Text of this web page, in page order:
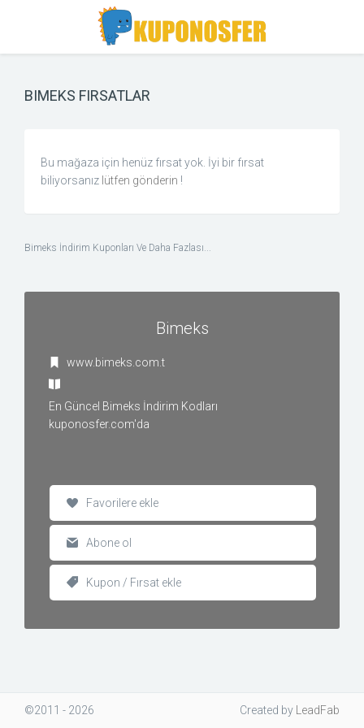
navigation
BIMEKS FIRSATLAR
Bu mağaza için henüz fırsat yok. İyi bir fırsat
biliyorsanız lütfen gönderin !
Bimeks İndirim Kuponları Ve Daha Fazlası...
Bimeks
www.bimeks.com.t
En Güncel Bimeks İndirim Kodları
kuponosfer.com'da
Favorilere ekle
Abone ol
Kupon / Fırsat ekle
©2011 - 2026 Created by LeadFab